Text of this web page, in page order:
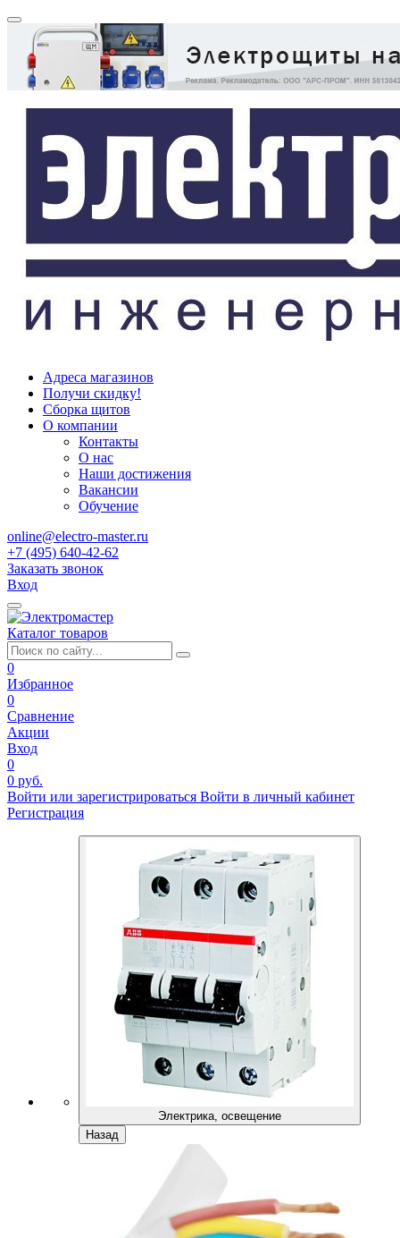
Адреса магазинов
Получи скидку!
Сборка щитов
О компании
Контакты
О нас
Наши достижения
Вакансии
Обучение
online@electro-master.ru
+7 (495) 640-42-62
Заказать звонок
Вход
Каталог товаров
0
Избранное
0
Сравнение
Акции
Вход
0
0 руб.
Войти или зарегистрироваться Войти в личный кабинет
Регистрация
Электрика, освещение
Назад